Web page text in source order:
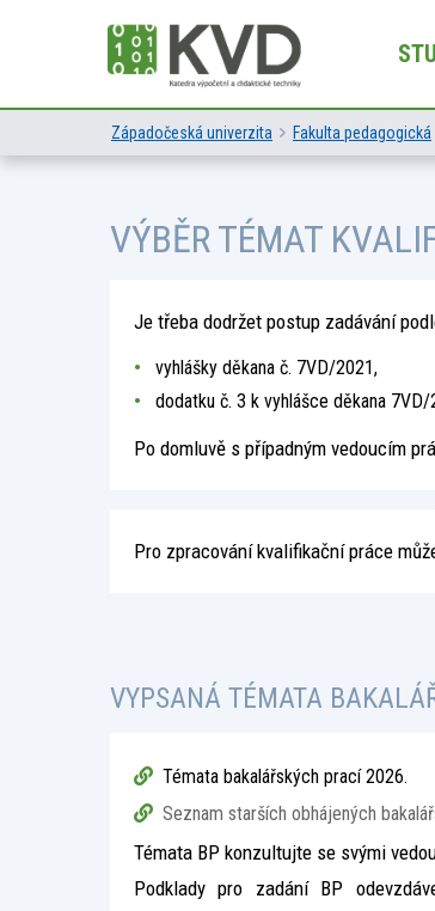
Západočeská univerzita Fakulta pedagogická
VÝBĚR TÉMAT
Je třeba dodržet postup zadávání
vyhlášky děkana č. 7VD/2021,
dodatku č. 3 k vyhlášce děkana
Po domluvě s případným vedoucím
Pro zpracování kvalifikační práce
VYPSANÁ TÉMATA
Témata bakalářských prací 2026.
Seznam starších obhájených
Témata BP konzultujte se svými
Podklady pro zadání BP